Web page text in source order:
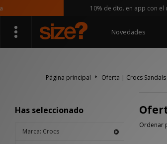
10% de dto. en app con el
Novedades
Página principal Oferta | Crocs Sandals
Has seleccionado
Marca: Crocs
Ordenar